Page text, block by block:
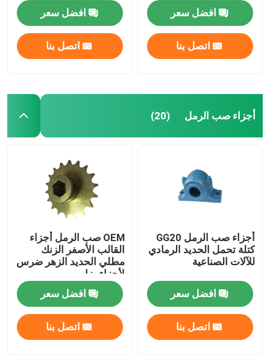
افضل سعر
اتصل بنا
افضل سعر
اتصل بنا
أجزاء صب الرمل (20)
أجزاء صب الرمل GG20
كتلة تحمل الحديد الرمادي
للآلات الصناعية
افضل سعر
اتصل بنا
OEM صب الرمل أجزاء
القالب الأصفر الزنك
مطلي الحديد الزهر ضرس
لأجزاء بزار
افضل سعر
اتصل بنا